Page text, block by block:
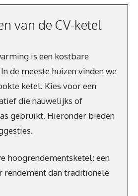
van de CV-ketel
is een kostbare
de meeste huizen vinden we
ketel. Kies voor een
die nauwelijks of
gebruikt. Hieronder bieden
hoogrendementsketel: een
rendement dan traditionele